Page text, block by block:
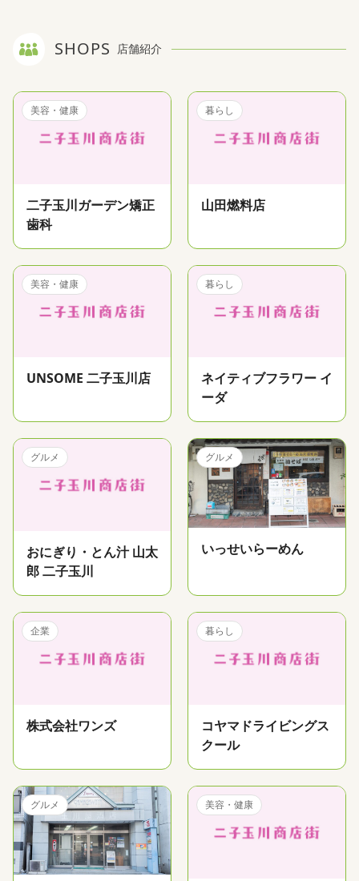
SHOPS 店舗紹介
美容・健康
二子玉川ガーデン矯正
歯科
暮らし
山田燃料店
美容・健康
UNSOME 二子玉川店
暮らし
ネイティブフラワー イ
ーダ
グルメ
おにぎり・とん汁 山太
郎 二子玉川
グルメ
いっせいらーめん
企業
株式会社ワンズ
暮らし
コヤマドライビングス
クール
グルメ 美容・健康